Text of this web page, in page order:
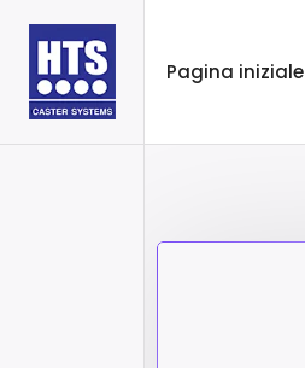
Pagina iniziale